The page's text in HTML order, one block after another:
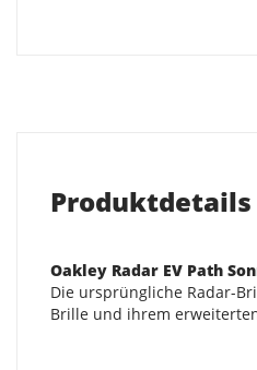
Produktdetails
Oakley Radar EV Path
Die ursprüngliche Radar-
Brille und ihrem